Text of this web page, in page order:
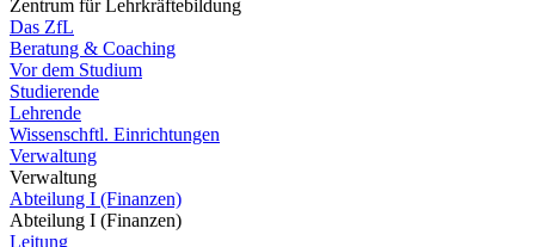
Zentrum für Lehrkräftebildung
Das ZfL
Beratung & Coaching
Vor dem Studium
Studierende
Lehrende
Wissenschftl. Einrichtungen
Verwaltung
Verwaltung
Abteilung I (Finanzen)
Abteilung I (Finanzen)
Leitung